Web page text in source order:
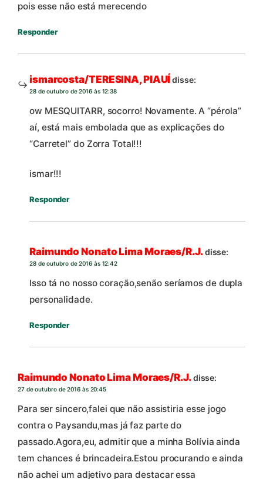
pois esse não está merecendo
Responder
ismarcosta/TERESINA, PIAUÍdisse:
28 de outubro de 2016 às 12:38
ow MESQUITARR, socorro! Novamente. A “pérola”
aí, está mais embolada que as explicações do
“Carretel” do Zorra Total!!!
ismar!!!
Responder
Raimundo Nonato Lima Moraes/R.J.disse:
28 de outubro de 2016 às 12:42
Isso tá no nosso coração,senão seríamos de dupla
personalidade.
Responder
Raimundo Nonato Lima Moraes/R.J.disse:
27 de outubro de 2016 às 20:45
Para ser sincero,falei que não assistiria esse jogo
contra o Paysandu,mas já faz parte do
passado.Agora,eu, admitir que a minha Bolívia ainda
tem chances é brincadeira.Estou procurando e ainda
não achei um adjetivo para destacar essa